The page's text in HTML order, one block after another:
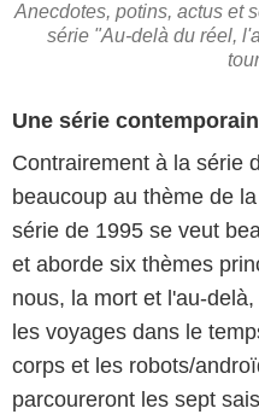
Anecdotes, potins, actus et
série "Au-delà du réel,
Une série
Contrairement à la série
beaucoup au thème de
série de 1995 se veut
et aborde six thèmes
nous, la mort et l'au-
les voyages dans le
corps et les robots/
parcoureront les sept